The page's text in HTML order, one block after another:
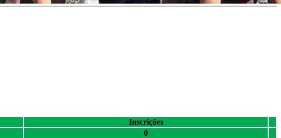
Inscrições
0